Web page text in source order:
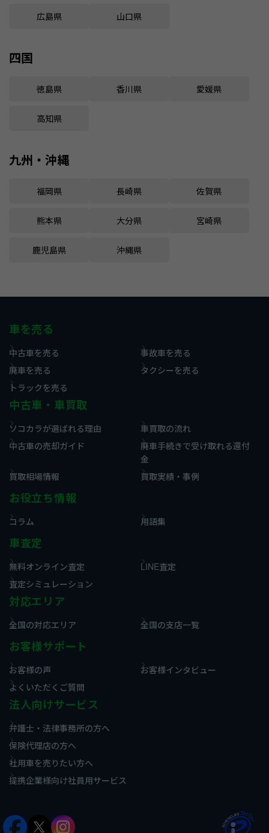
広島県 山口県
四国
徳島県 香川県 愛媛県
高知県
九州・沖縄
福岡県 長崎県 佐賀県
熊本県 大分県 宮崎県
鹿児島県 沖縄県
車を売る
中古車を売る
事故車を売る
廃車を売る
タクシーを売る
トラックを売る
中古車・車買取
ソコカラが選ばれる理由
車買取の流れ
中古車の売却ガイド
廃車手続きで受け取れる還付
金
買取相場情報
買取実績・事例
お役立ち情報
コラム 用語集
車査定
無料オンライン査定
LINE査定
査定シミュレーション
対応エリア
全国の対応エリア 全国の支店一覧
お客様サポート
お客様の声
お客様インタビュー
よくいただくご質問
法人向けサービス
弁護士・法律事務所の方へ
保険代理店の方へ
社用車を売りたい方へ
提携企業様向け社員用サービス